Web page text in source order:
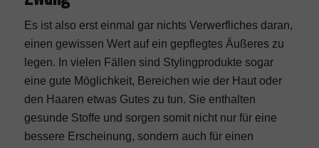
Es ist also erst einmal gar nichts Verwerfliches daran,
einen gewissen Wert auf ein gepflegtes Äußeres zu
legen. In vielen Fällen sind Stylingprodukte sogar
eine gute Möglichkeit, Bereichen wie der Haut oder
den Haaren etwas Gutes zu tun. Sie enthalten
gesunde Stoffe und sorgen somit nicht nur für eine
bessere Erscheinung, sondern auch für einen